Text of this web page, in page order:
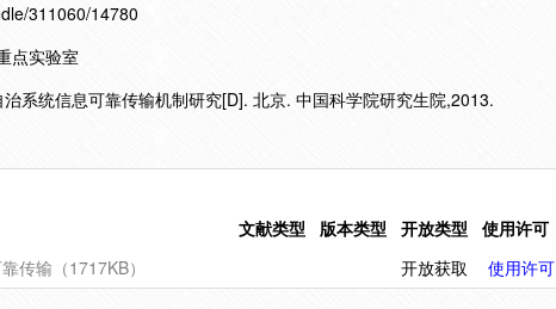
311060/14780
点实验室
系统信息可靠传输机制研究[D]. 北京. 中国科学院研究生院,2013.
文献类型 版本类型 开放类型
使用许可
传输（1717KB）
开放获取 使用许可